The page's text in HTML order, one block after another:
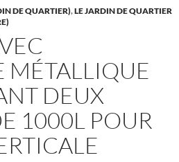
DE QUARTIER),LE JARDIN DE QUARTIER
MÉTALLIQUE
DEUX
1000L POUR